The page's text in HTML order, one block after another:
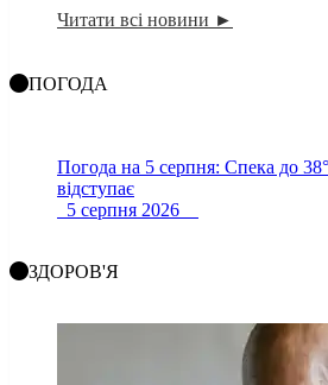
Читати всі новини ►
ПОГОДА
Погода на 5 серпня: Спека до
відступає
5 серпня 2026
ЗДОРОВ'Я